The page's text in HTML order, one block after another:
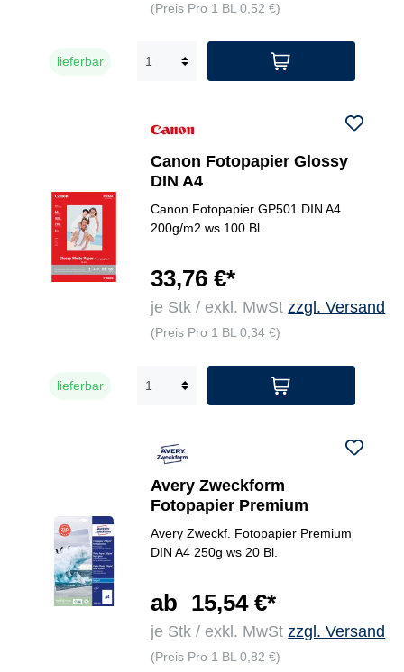
(Preis Pro 1 BL 0,52 €)
lieferbar
Canon Fotopapier Glossy
DIN A4
Canon Fotopapier GP501 DIN A4
200g/m2 ws 100 Bl.
33,76 €*
je Stk / exkl. MwStzzgl. Versand
(Preis Pro 1 BL 0,34 €)
lieferbar
Avery Zweckform
Fotopapier Premium
Avery Zweckf. Fotopapier Premium
DIN A4 250g ws 20 Bl.
ab 15,54 €*
je Stk / exkl. MwStzzgl. Versand
(Preis Pro 1 BL 0,82 €)